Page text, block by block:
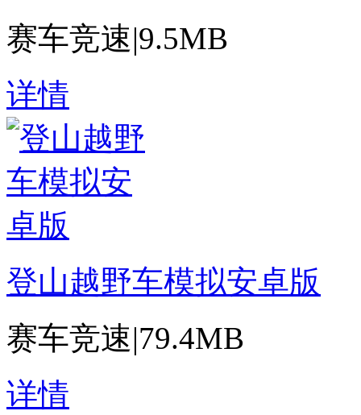
赛车竞速|9.5MB
详情
登山越野车模拟安卓版
赛车竞速|79.4MB
详情